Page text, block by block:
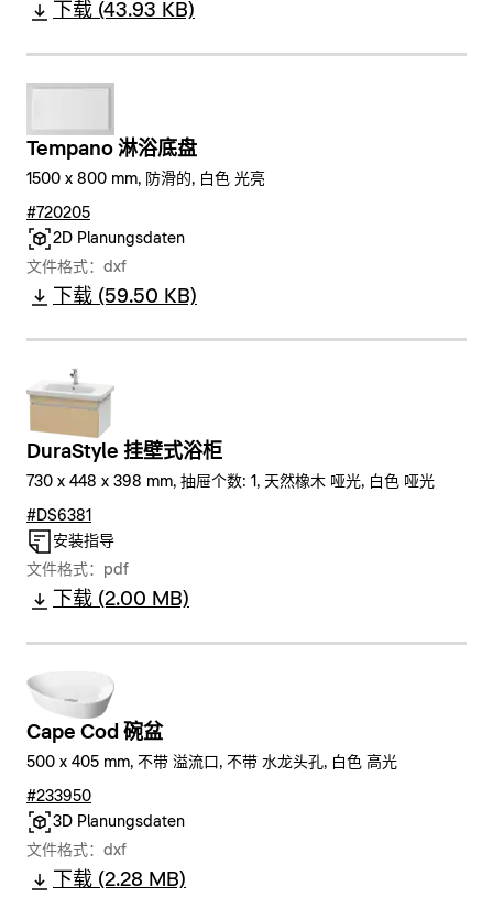
下载 (43.93 KB)
Tempano 淋浴底盘
1500 x 800 mm, 防滑的, 白色 光亮
#720205
2D Planungsdaten
文件格式：dxf
下载 (59.50 KB)
DuraStyle 挂壁式浴柜
730 x 448 x 398 mm, 抽屉个数: 1, 天然橡木 哑光, 白色 哑光
#DS6381
安装指导
文件格式：pdf
下载 (2.00 MB)
Cape Cod 碗盆
500 x 405 mm, 不带 溢流口, 不带 水龙头孔, 白色 高光
#233950
3D Planungsdaten
文件格式：dxf
下载 (2.28 MB)